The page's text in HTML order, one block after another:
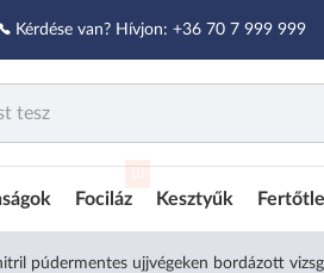
Kérdése van? Hívjon: +36 70 7 999 999
Fociláz Kesztyűk
púdermentes ujjvégeken bordázott